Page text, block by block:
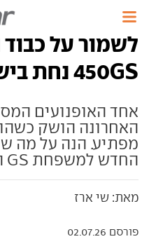
לשמור על
450GS נחת בישראל
אחד האופנועים
האחרונה הושק
מפתיע. הנה על מה
החדש למשפחת GS המפורסמת של ב.מ.וו
מאת: שי ארז
פורסם 02.07.26